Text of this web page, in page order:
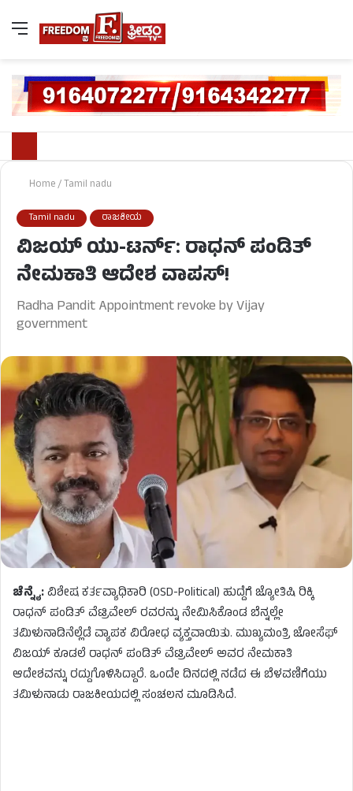
Home/Tamil nadu
Tamil nadu ರಾಜಕೀಯ
ವಿಜಯ್ ಯು-ಟರ್ನ್: ರಾಧನ್ ಪಂಡಿತ್
ನೇಮಕಾತಿ ಆದೇಶ ವಾಪಸ್!
Radha Pandit Appointment revoke by Vijay
government
ಚೆನ್ನೈ:ವಿಶೇಷ ಕರ್ತವ್ಯಾಧಿಕಾರಿ (OSD-Political) ಹುದ್ದೆಗೆ ಜ್ಯೋತಿಷಿ ರಿಕ್ಕಿ
ರಾಧನ್ ಪಂಡಿತ್ ವೆಟ್ರಿವೇಲ್ ರವರನ್ನು ನೇಮಿಸಿಕೊಂಡ ಬೆನ್ನಲ್ಲೇ
ತಮಿಳುನಾಡಿನೆಲ್ಲೆಡೆ ವ್ಯಾಪಕ ವಿರೋಧ ವ್ಯಕ್ತವಾಯಿತು. ಮುಖ್ಯಮಂತ್ರಿ ಜೋಸೆಫ್
ವಿಜಯ್ ಕೂಡಲೆ ರಾಧನ್ ಪಂಡಿತ್ ವೆಟ್ರಿವೇಲ್ ಅವರ ನೇಮಕಾತಿ
ಆದೇಶವನ್ನು ರದ್ದುಗೊಳಿಸಿದ್ದಾರೆ. ಒಂದೇ ದಿನದಲ್ಲಿ ನಡೆದ ಈ ಬೆಳವಣಿಗೆಯು
ತಮಿಳುನಾಡು ರಾಜಕೀಯದಲ್ಲಿ ಸಂಚಲನ ಮೂಡಿಸಿದೆ.